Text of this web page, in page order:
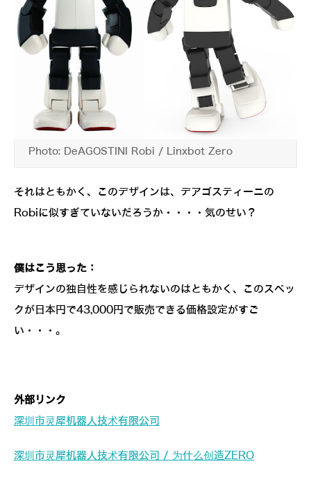
Photo: DeAGOSTINI Robi / Linxbot Zero
それはともかく、このデザインは、デアゴスティーニの
Robiに似すぎていないだろうか・・・・気のせい？
僕はこう思った：
デザインの独自性を感じられないのはともかく、このスペッ
クが日本円で43,000円で販売できる価格設定がすご
い・・・。
外部リンク
深圳市灵犀机器人技术有限公司
深圳市灵犀机器人技术有限公司 / 为什么创造ZERO